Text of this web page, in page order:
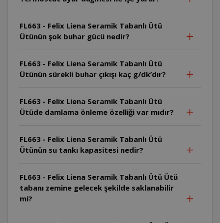
FL663 - Felix Liena Seramik Tabanlı Ütü
Ütünün şok buhar gücü nedir?
FL663 - Felix Liena Seramik Tabanlı Ütü
Ütünün sürekli buhar çıkışı kaç g/dk’dır?
FL663 - Felix Liena Seramik Tabanlı Ütü
Ütüde damlama önleme özelliği var mıdır?
FL663 - Felix Liena Seramik Tabanlı Ütü
Ütünün su tankı kapasitesi nedir?
FL663 - Felix Liena Seramik Tabanlı Ütü Ütü
tabanı zemine gelecek şekilde saklanabilir
mi?